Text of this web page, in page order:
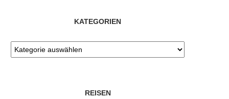
KATEGORIEN
REISEN